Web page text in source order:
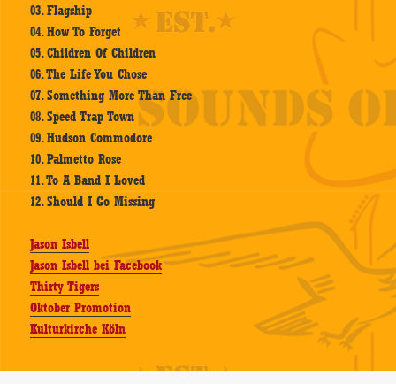
03. Flagship
04. How To Forget
05. Children Of Children
06. The Life You Chose
07. Something More Than Free
08. Speed Trap Town
09. Hudson Commodore
10. Palmetto Rose
11. To A Band I Loved
12. Should I Go Missing
Jason Isbell
Jason Isbell bei Facebook
Thirty Tigers
Oktober Promotion
Kulturkirche Köln